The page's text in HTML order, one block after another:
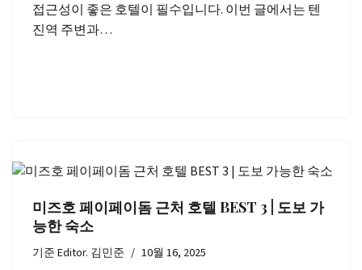
접근성이 좋은 호텔이 필수입니다. 이번 글에서는 텐
진역 주변과…
미즈호 페이페이돔 근처 호텔 BEST 3 | 도보 가
능한 숙소
기준Editor. 김민준 10월 16, 2025